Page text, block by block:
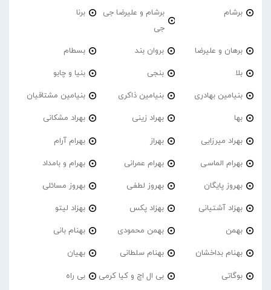
برشام
برشام و علیرضا جی
جی
برنا
برهان و علیرضا بروان بند بسطام
بلا بنجی بنیا و چابو
بنیامین بهادری بنیامین ذاکری بنیامین مشتاقیان
بها بهراد زینی بهراد مشکانی
بهراد میرزایی بهراز بهرام آرام
بهرام الماسی بهرام عمرانی بهرام و بامداد
بهروز پایگان بهروز لطفی بهروز مسائلی
بهزاد آشتیانی بهزاد پکس بهزاد لیتو
بهمن بهمن محمودی بهنام بانی
بهنام بداخشان بهنام سلطانی بهیان
بوگاتی بی ال اچ و کیا کرمی بی راه